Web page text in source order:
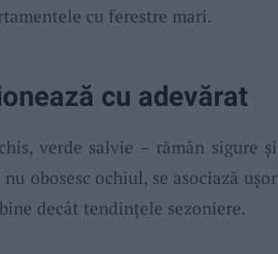
cu ferestre mari.
cu adevărat
verde salvie – rămân sigure și
obosesc ochiul, se asociază ușor
decât tendințele sezoniere.